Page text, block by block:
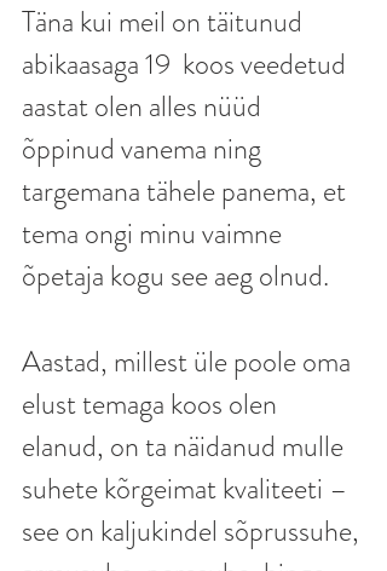
Täna kui meil on täitunud
abikaasaga 19  koos veedetud
aastat olen alles nüüd
õppinud vanema ning
targemana tähele panema, et
tema ongi minu vaimne
õpetaja kogu see aeg olnud.
Aastad, millest üle poole oma
elust temaga koos olen
elanud, on ta näidanud mulle
suhete kõrgeimat kvaliteeti –
see on kaljukindel sõprussuhe,